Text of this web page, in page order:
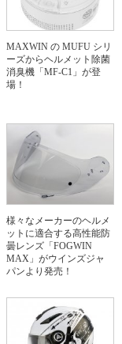
MAXWIN の MUFU シリ
ーズからヘルメット除菌
消臭機「MF-C1」が登
場！
様々なメーカーのヘルメ
ットに適合する高性能防
曇レンズ「FOGWIN
MAX」がウインズジャ
パンより発売！